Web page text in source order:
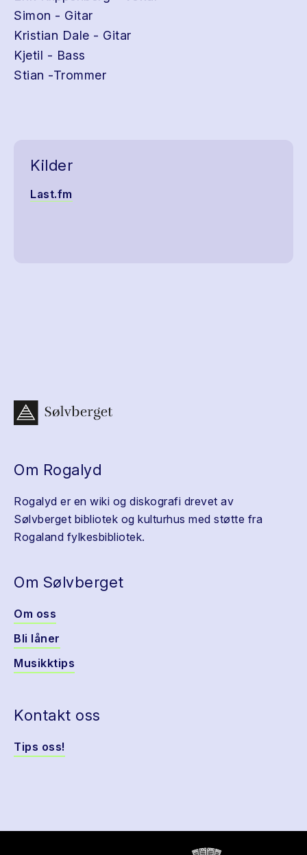
Simon - Gitar
Kristian Dale - Gitar
Kjetil - Bass
Stian -Trommer
Kilder
Last.fm
Om Rogalyd
Rogalyd er en wiki og diskografi drevet av
Sølvberget bibliotek og kulturhus med støtte fra
Rogaland fylkesbibliotek.
Om Sølvberget
Om oss
Bli låner
Musikktips
Kontakt oss
Tips oss!